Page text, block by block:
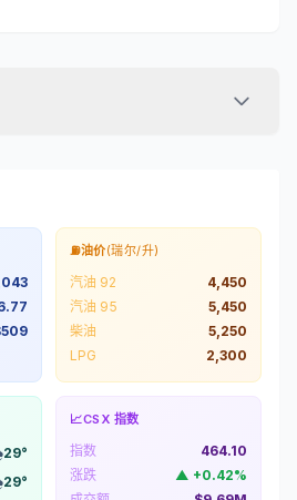
509
⛽油价(瑞尔/升)
汽油 92
4,450
汽油 95
5,450
柴油
5,250
LPG
2,300
29°
29°
📈CSX 指数
指数
464.10
涨跌
▲ +0.42%